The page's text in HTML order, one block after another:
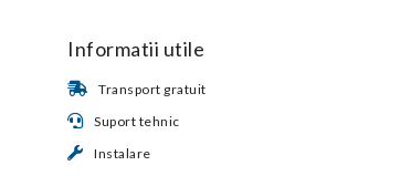
Informatii utile
Transport gratuit
Suport tehnic
Instalare